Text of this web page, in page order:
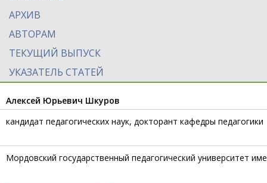
АРХИВ
АВТОРАМ
ТЕКУЩИЙ ВЫПУСК
УКАЗАТЕЛЬ СТАТЕЙ
Алексей Юрьевич Шкуров
кандидат педагогических наук, докторант кафедры педагогики
Мордовский государственный педагогический университет